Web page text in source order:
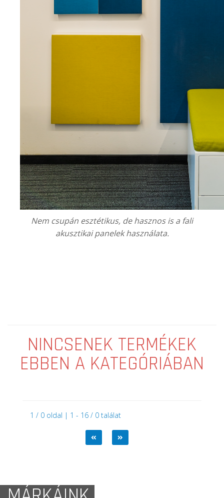
Nem csupán esztétikus, de hasznos is a fali
akusztikai panelek használata.
NINCSENEK TERMÉKEK
EBBEN A KATEGÓRIÁBAN
1 / 0 oldal | 1 - 16 / 0 találat